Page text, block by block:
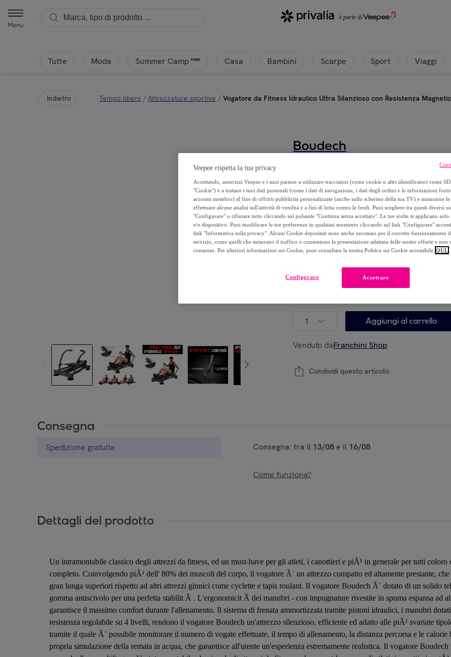
Menu
Tutte Moda Summer Camp new Casa Bambini Scarpe Sport Viaggi
Indietro Tempo libero / Attrezzature sportive / Vogatore da Fitness Idraulico Ultra Silenzioso con Resistenza
Boudech
Vogatore da Fitness Idraulico
4 Livelli e Rotazione Bidirezionale
119,99 €
239,99 €
- 50%
Vogatore da Fitness Idraulico
1 Aggiungi al carrello
Venduto daFranchini Shop
Condividi questo articolo
Consegna
Spedizione gratuita Consegna: tra il 13/08 e il 16/08
Come funziona?
Dettagli del prodotto
Un intramontabile classico degli attrezzi da fitness, ed un must-have per gli atleti, i canottieri e piÃ¹ in generale per tutti coloro
completo. Coinvolgendo piÃ¹ dell' 80% dei muscoli del corpo, il vogatore Ã¨ un attrezzo compatto ed altamente prestante,
gran lunga superiori rispetto ad altri attrezzi ginnici come cyclette e tapis roulant. Il vogatore Boudech Ã¨ dotato di un solido
gomma antiscivolo per una perfetta stabilit Ã . L'ergonomicit Ã dei manubri - con impugnature rivestite in spuma espansa ad
garantisce il massimo comfort durante l'allenamento. Il sistema di frenata ammortizzata tramite pistoni idraulici, i manubri
resistenza regolabile su 4 livelli, rendono il vogatore Boudech un'attrezzo silenzioso, efficiente ed adatto alle piÃ¹ svariate
tramite il quale Ã¨ possibile monitorare il numero di vogate effettuate, il tempo di allenamento, la distanza percorsa e le
propria simulazione della remata in acqua, che garantisce all'utente un'esperienza estremamente realistica. Il vogatore
Veepee rispetta la tua privacy
Accettando, autorizzi Veepee e i suoi partner a utilizzare tracciatori (come cookie o altri identificatori come
"Cookie") e a trattare i tuoi dati personali (come i dati di navigazione, i dati degli ordini e le informazioni
account membro) al fine di offrirti pubblicità personalizzate (anche sullo schermo della tua TV) e misurarne le
effettuare alcune analisi sull'attività di vendita e a fini di lotta contro le frodi. Puoi scegliere tra questi diversi
"Configurare" o rifiutare tutto cliccando sul pulsante "Continua senza accettare". Le tue scelte si applicano solo
e/o dispositivo. Puoi modificare le tue preferenze in qualsiasi momento cliccando sul link "Configurare"
link "Informativa sulla privacy". Alcuni Cookie depositati sono anche necessari per il corretto funzionamento
servizio, come quelli che misurano il traffico o consentono la presentazione adattata delle nostre offerte e non
consenso. Per ulteriori informazioni sui Cookie, puoi consultare la nostra Politica sui Cookie accessibile QUI.
Accettare
Configurare